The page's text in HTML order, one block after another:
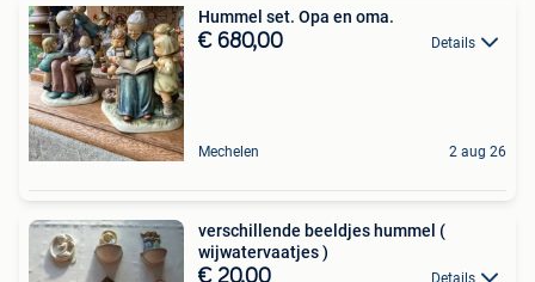
Hummel set. Opa en oma.
€ 680,00 Details
Mechelen 2 aug 26
verschillende beeldjes hummel (
wijwatervaatjes )
€ 20,00 Details